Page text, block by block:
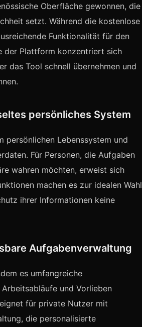
Oberfläche gewonnen, die
setzt. Während die kostenlose
Funktionalität für den
der Plattform konzentriert sich
das Tool schnell übernehmen und
persönliches System
persönlichen Lebenssystem und
Für Personen, die Aufgaben
wahren möchten, erweist sich
machen es zur idealen Wahl
ihrer Informationen keine
Aufgabenverwaltung
es umfangreiche
und Vorlieben
für private Nutzer mit
die personalisierte